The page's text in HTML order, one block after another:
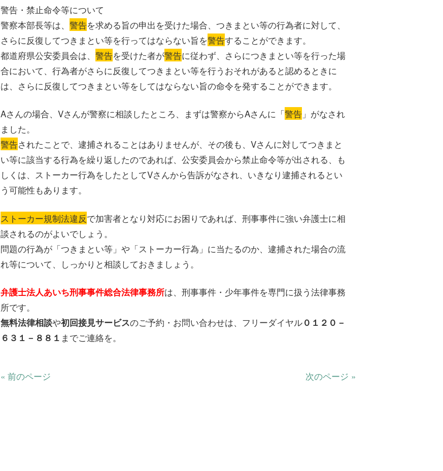
警告・禁止命令等について
警察本部長等は、 警告を求める旨の申出を受けた場合、つきまとい等の行為者に対して、
さらに反復してつきまとい等を行ってはならない旨を警告することができます。
都道府県公安委員会は、 警告を受けた者が警告に従わず、さらにつきまとい等を行った場
合において、行為者がさらに反復してつきまとい等を行うおそれがあると認めるときに
は、さらに反復してつきまとい等をしてはならない旨の命令を発することができます。
Aさんの場合、Vさんが警察に相談したところ、まずは警察からAさんに「警告 」がなされ
ました。
警告されたことで、逮捕されることはありませんが、その後も、Vさんに対してつきまと
い等に該当する行為を繰り返したのであれば、公安委員会から禁止命令等が出される、も
しくは、ストーカー行為をしたとしてVさんから告訴がなされ、いきなり逮捕されるとい
う可能性もあります。
ストーカー規制法違反で加害者となり対応にお困りであれば、刑事事件に強い弁護士に相
談されるのがよいでしょう。
問題の行為が「つきまとい等」や「ストーカー行為」に当たるのか、逮捕された場合の流
れ等について、しっかりと相談しておきましょう。
弁護士法人あいち刑事事件総合法律事務所は、刑事事件・少年事件を専門に扱う法律事務
所です。
無料法律相談や初回接見サービスのご予約・お問い合わせは、フリーダイヤル０１２０－
６３１－８８１ までご連絡を。
« 前のページ 次のページ »